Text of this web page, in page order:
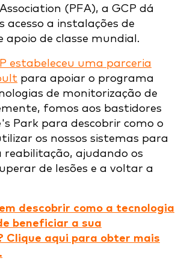
(PFA), a GCP dá
acesso a instalações de
apoio de classe mundial.
estabeleceu uma parceria
para apoiar o programa
de monitorização de
fomos aos bastidores
Park para descobrir como o
os nossos sistemas para
ajudando os
de lesões e a voltar a
descobrir como a tecnologia
beneficiar a sua
Clique aqui para obter mais